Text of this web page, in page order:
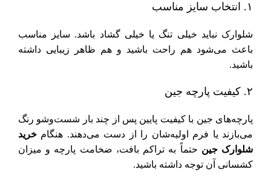
۱. انتخاب سایز مناسب
شلوارک نباید خیلی تنگ یا خیلی گشاد باشد. سایز مناسب
باعث می‌شود هم راحت باشید و هم ظاهر زیبایی داشته
باشید.
۲. کیفیت پارچه جین
پارچه‌های جین با کیفیت پایین پس از چند بار شست‌وشو رنگ
می‌بازند یا فرم اولیه‌شان را از دست می‌دهند. هنگام خرید
شلوارک جین حتماً به تراکم بافت، ضخامت پارچه و میزان
کشسانی آن توجه داشته باشید.